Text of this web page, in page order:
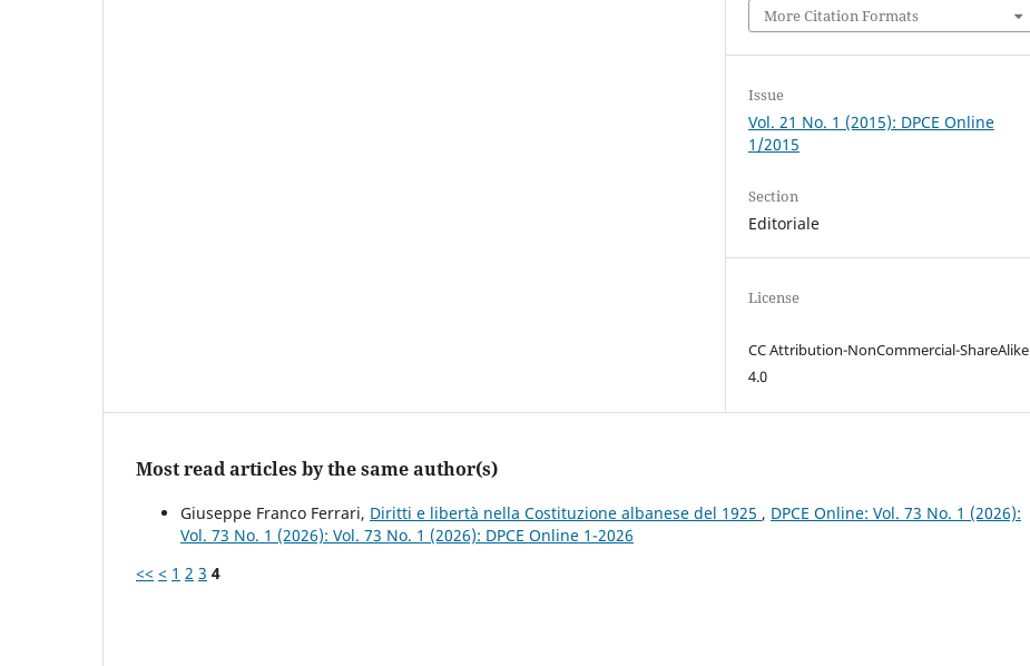
More Citation Formats
Issue
Vol. 21 No. 1 (2015): DPCE Online
1/2015
Section
Editoriale
License
CC Attribution-NonCommercial-ShareAlike
4.0
Most read articles by the same author(s)
Giuseppe Franco Ferrari, Diritti e libertà nella Costituzione albanese del 1925 , DPCE Online: Vol. 73 No. 1 (2026):
Vol. 73 No. 1 (2026): Vol. 73 No. 1 (2026): DPCE Online 1-2026
<< < 1 2 3 4